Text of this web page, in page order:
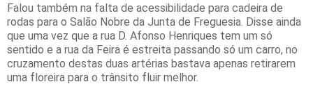
Falou também na falta de acessibilidade para cadeira de
rodas para o Salão Nobre da Junta de Freguesia. Disse ainda
que uma vez que a rua D. Afonso Henriques tem um só
sentido e a rua da Feira é estreita passando só um carro, no
cruzamento destas duas artérias bastava apenas retirarem
uma floreira para o trânsito fluir melhor.